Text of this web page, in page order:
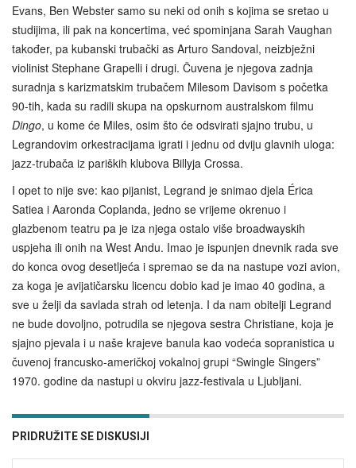
Evans, Ben Webster samo su neki od onih s kojima se sretao u
studijima, ili pak na koncertima, već spominjana Sarah Vaughan
također, pa kubanski trubački as Arturo Sandoval, neizbježni
violinist Stephane Grapelli i drugi. Čuvena je njegova zadnja
suradnja s karizmatskim trubačem Milesom Davisom s početka
90-tih, kada su radili skupa na opskurnom australskom filmu
Dingo, u kome će Miles, osim što će odsvirati sjajno trubu, u
Legrandovim orkestracijama igrati i jednu od dviju glavnih uloga:
jazz-trubača iz pariških klubova Billyja Crossa.
I opet to nije sve: kao pijanist, Legrand je snimao djela Érica
Satiea i Aaronda Coplanda, jedno se vrijeme okrenuo i
glazbenom teatru pa je iza njega ostalo više broadwayskih
uspjeha ili onih na West Andu. Imao je ispunjen dnevnik rada sve
do konca ovog desetljeća i spremao se da na nastupe vozi avion,
za koga je avijatičarsku licencu dobio kad je imao 40 godina, a
sve u želji da savlada strah od letenja. I da nam obitelji Legrand
ne bude dovoljno, potrudila se njegova sestra Christiane, koja je
sjajno pjevala i u naše krajeve banula kao vodeća sopranistica u
čuvenoj francusko-američkoj vokalnoj grupi “Swingle Singers”
1970. godine da nastupi u okviru jazz-festivala u Ljubljani.
PRIDRUŽITE SE DISKUSIJI